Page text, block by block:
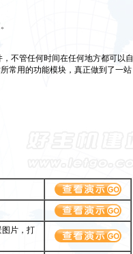
不管任何时间在任何地方都可以自
常用的功能模块，真正做到了一站
图片，打